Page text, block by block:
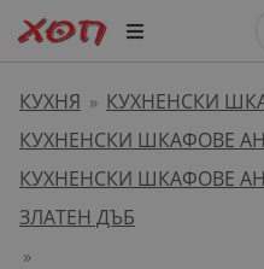
КУХНЯ » КУХНЕНСКИ
КУХНЕНСКИ ШКАФОВЕ
КУХНЕНСКИ ШКАФОВЕ
ЗЛАТЕН ДЪБ
»